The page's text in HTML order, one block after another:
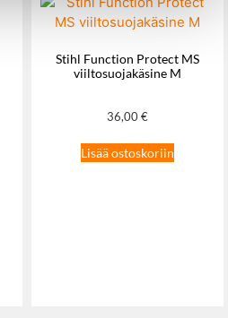
Stihl Function Protect MS
viiltosuojakäsine M
36,00€
Lisää ostoskoriin